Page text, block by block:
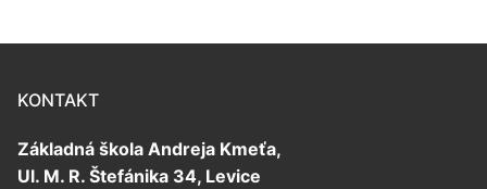
KONTAKT
Základná škola Andreja Kmeťa,
Ul. M. R. Štefánika 34, Levice